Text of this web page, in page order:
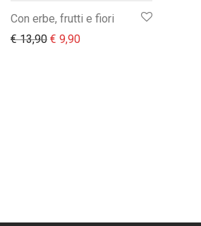
Con erbe, frutti e fiori
€13,90 Il prezzo originale era: € 13,90.
€ 9,90Il prezzo attuale è: € 9,90.